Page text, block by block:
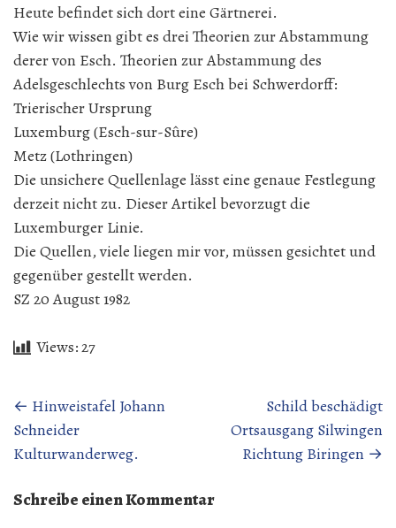
Heute befindet sich dort eine Gärtnerei.
Wie wir wissen gibt es drei Theorien zur Abstammung
derer von Esch. Theorien zur Abstammung des
Adelsgeschlechts von Burg Esch bei Schwerdorff:
Trierischer Ursprung
Luxemburg (Esch-sur-Sûre)
Metz (Lothringen)
Die unsichere Quellenlage lässt eine genaue Festlegung
derzeit nicht zu. Dieser Artikel bevorzugt die
Luxemburger Linie.
Die Quellen, viele liegen mir vor, müssen gesichtet und
gegenüber gestellt werden.
SZ 20 August 1982
Views:27
Beitragsnavigation
← Hinweistafel Johann
Schneider
Kulturwanderweg.
Schild beschädigt
Ortsausgang Silwingen
Richtung Biringen →
Schreibe einen Kommentar